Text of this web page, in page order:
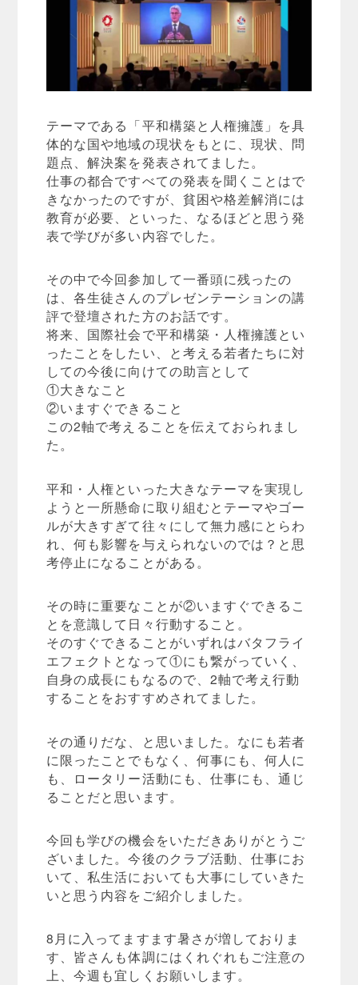
テーマである「平和構築と人権擁護」を具
体的な国や地域の現状をもとに、現状、問
題点、解決案を発表されてました。
仕事の都合ですべての発表を聞くことはで
きなかったのですが、貧困や格差解消には
教育が必要、といった、なるほどと思う発
表で学びが多い内容でした。
その中で今回参加して一番頭に残ったの
は、各生徒さんのプレゼンテーションの講
評で登壇された方のお話です。
将来、国際社会で平和構築・人権擁護とい
ったことをしたい、と考える若者たちに対
しての今後に向けての助言として
①大きなこと
②いますぐできること
この2軸で考えることを伝えておられまし
た。
平和・人権といった大きなテーマを実現し
ようと一所懸命に取り組むとテーマやゴー
ルが大きすぎて往々にして無力感にとらわ
れ、何も影響を与えられないのでは？と思
考停止になることがある。
その時に重要なことが②いますぐできるこ
とを意識して日々行動すること。
そのすぐできることがいずれはバタフライ
エフェクトとなって①にも繋がっていく、
自身の成長にもなるので、2軸で考え行動
することをおすすめされてました。
その通りだな、と思いました。なにも若者
に限ったことでもなく、何事にも、何人に
も、ロータリー活動にも、仕事にも、通じ
ることだと思います。
今回も学びの機会をいただきありがとうご
ざいました。今後のクラブ活動、仕事にお
いて、私生活においても大事にしていきた
いと思う内容をご紹介しました。
8月に入ってますます暑さが増しておりま
す、皆さんも体調にはくれぐれもご注意の
上、今週も宜しくお願いします。